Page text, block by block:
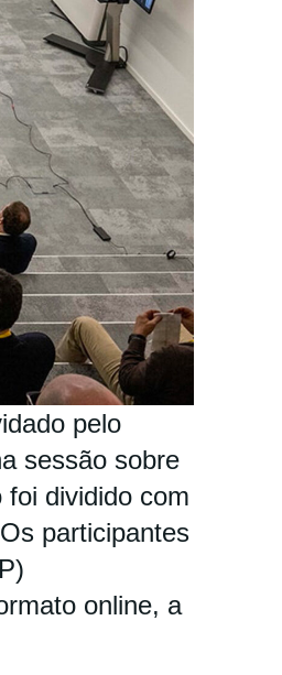
pelo
sessão sobre
foi dividido com
participantes
online, a